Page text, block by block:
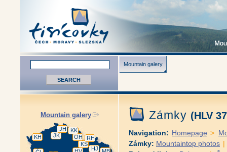
Mountain galery
Mountain galery
HJ
KS
RH
OH
JK
KK
JH
KH
Zámky (HLV
Navigation: Homepage >
Zámky: Mountaintop photos